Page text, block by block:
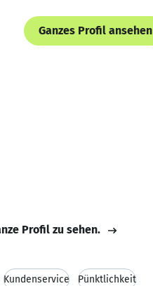
Ganzes Profil ansehen
Profil zu sehen.
Kundenservice Pünktlichkeit